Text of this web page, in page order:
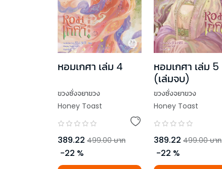
หอมเกศา เล่ม 4
ขวงซั่งจยาขวง
Honey Toast
389.22 499.00 บาท
-22 %
หอมเกศา เล่ม 5
(เล่มจบ)
ขวงซั่งจยาขวง
Honey Toast
389.22 499.00 บาท
-22 %